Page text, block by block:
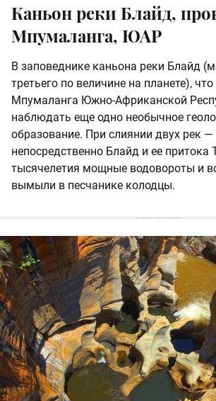
Каньон реки Блайд,
Мпумаланга, ЮАР
В заповеднике каньона реки Блайд
третьего по величине на планете),
Мпумаланга Южно-Африканской
наблюдать еще одно необычное
образование. При слиянии двух рек —
непосредственно Блайд и ее притока
тысячелетия мощные водовороты и
вымыли в песчанике колодцы.